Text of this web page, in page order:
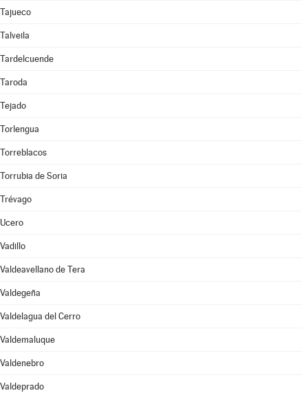
Tajueco
Talveila
Tardelcuende
Taroda
Tejado
Torlengua
Torreblacos
Torrubia de Soria
Trévago
Ucero
Vadillo
Valdeavellano de Tera
Valdegeña
Valdelagua del Cerro
Valdemaluque
Valdenebro
Valdeprado